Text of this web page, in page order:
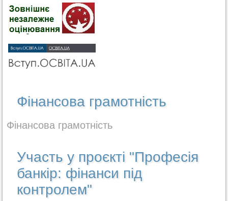
Фінансова грамотність
Фінансова грамотність
Участь у проєкті "Професія
банкір: фінанси під
контролем"